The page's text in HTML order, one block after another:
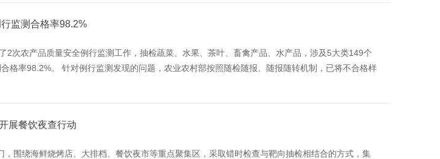
监测合格率98.2%
2次农产品质量安全例行监测工作，抽检蔬菜、水果、茶叶、畜禽产品、水产品，涉及5大类149个
格率98.2%。 针对例行监测发现的问题，农业农村部按照随检随报、随报随转机制，已将不合格样
展餐饮夜查行动
围绕海鲜烧烤店、大排档、餐饮夜市等重点聚集区，采取错时检查与靶向抽检相结合的方式，集